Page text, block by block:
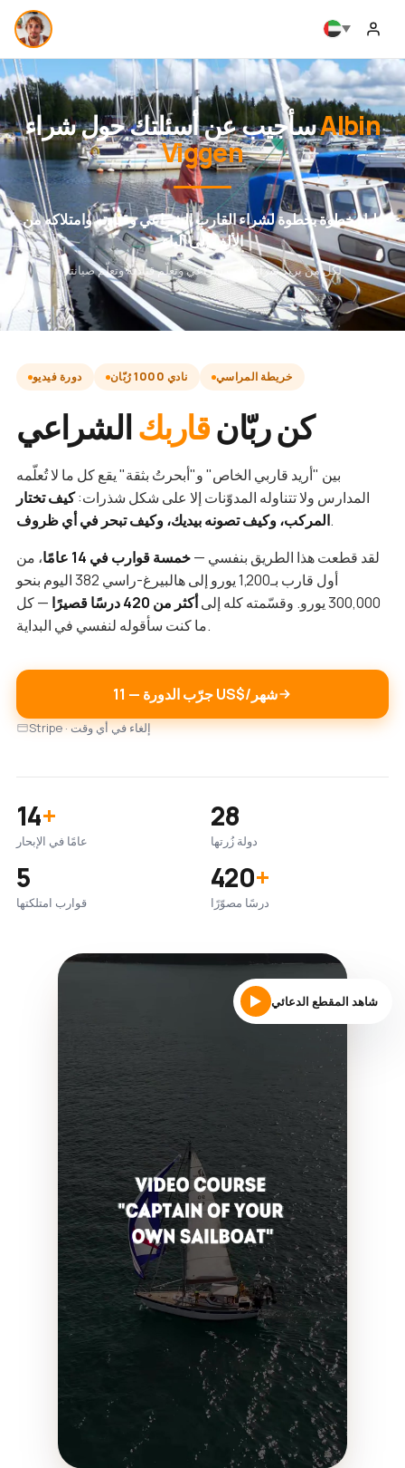
سأجيب عن أسئلتك حول شراءAlbin
Viggen
دليل خطوة بخطوة لشراء القارب الشراعي وقيادته وامتلاكه من
الألف إلى الياء
لكل من يريد شراء قارب شراعي وتعلّم قيادته وتعلّم صيانته
دورة فيديو نادي 1000 رُبّان خريطة المراسي
كن ربّانقاربكالشراعي
بين "أريد قاربي الخاص" و"أبحرتُ بثقة" يقع كل ما لا تُعلّمه
المدارس ولا تتناوله المدوّنات إلا على شكل شذرات:كيف تختار
المركب، وكيف تصونه بيديك، وكيف تبحر في أي ظروف.
لقد قطعت هذا الطريق بنفسي —خمسة قوارب في 14 عامًا
، من
أول قارب بـ1,200 يورو إلى هالبيرغ-راسي 382 اليوم بنحو
300,000 يورو. وقسّمته كله إلى
أكثر من 420 درسًا قصيرًا
— كل
ما كنت سأقوله لنفسي في البداية.
جرّب الدورة — ‏11 US$/شهر
Stripe · إلغاء في أي وقت
14+
عامًا في الإبحار
28
دولة زُرتها
5
قوارب امتلكتها
420+
درسًا مصوّرًا
شاهد المقطع الدعائي